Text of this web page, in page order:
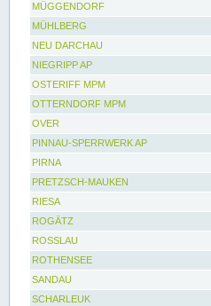
MÜGGENDORF
MÜHLBERG
NEU DARCHAU
NIEGRIPP AP
OSTERIFF MPM
OTTERNDORF MPM
OVER
PINNAU-SPERRWERK AP
PIRNA
PRETZSCH-MAUKEN
RIESA
ROGÄTZ
ROSSLAU
ROTHENSEE
SANDAU
SCHARLEUK